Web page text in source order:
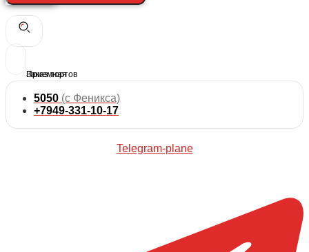
5050 (с Феникса)
+7949-331-10-17
Telegram-plane